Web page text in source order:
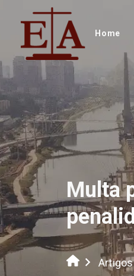
Home
Multa
Artigos